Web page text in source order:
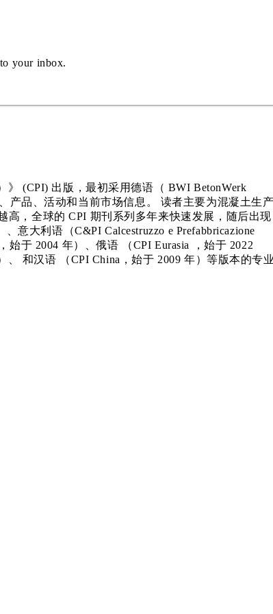
your inbox.
》 (CPI) 出版，最初采用德语（ BWI BetonWerk
产品、活动和当前市场信息。 读者主要为混凝土生
高，全球的 CPI 期刊系列多年来快速发展，随后出现
意大利语（C&PI Calcestruzzo e Prefabbricazione
始于 2004 年）、俄语 （CPI Eurasia ，始于 2022
、 和汉语 （CPI China，始于 2009 年）等版本的专